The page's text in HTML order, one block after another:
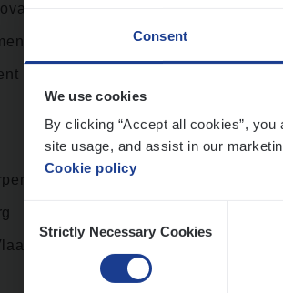
Consent
We use cookies
By clicking “Accept all cookies”,
site usage, and assist in our
Cookie policy
Selection
Strictly Necessary Cookies